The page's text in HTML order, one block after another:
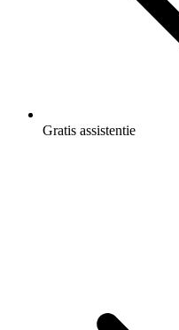
Gratis assistentie